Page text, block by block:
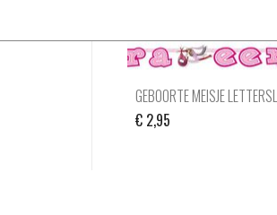
GEBOORTE MEISJE
€ 2,95